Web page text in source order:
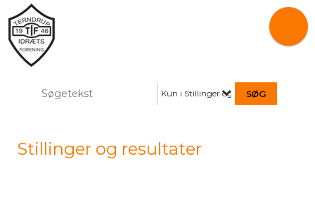
Kun i Stillinger og resultater
Stillinger og resultater